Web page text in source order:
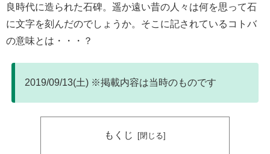
良時代に造られた石碑。遥か遠い昔の人々は何を思って石
に文字を刻んだのでしょうか。そこに記されているコトバ
の意味とは・・・？
2019/09/13(土) ※掲載内容は当時のものです
もくじ